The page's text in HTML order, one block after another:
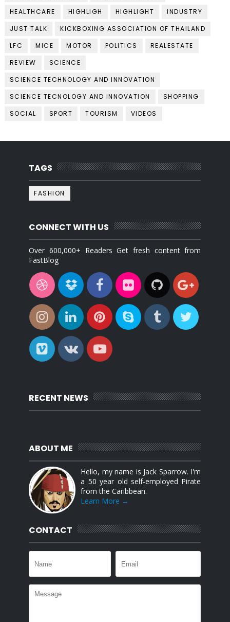
HEALTHCARE
HIGHLIGH HIGHLIGHT
INDUSTRY
JUST TALK
KICKBOXING ASSOCIATION OF THAILAND
LFC
MICE MOTOR POLITICS
REALESTATE
REVIEW
SCIENCE
SCIENCE TECHNOLOGY AND INNOVATION
SCIENCE TECNOLOGY AND INNOVATION
SHOPPING
SOCIAL
SPORT TOURISM VIDEOS
TAGS
FASHION
CONNECT WITH US
Over 600,000+ Readers Get fresh content from
FastBlog
RECENT NEWS
ABOUT ME
Hello, my name is Jack Sparrow. I'm
a 50 year old self-employed Pirate
from the Caribbean.
Learn More →
CONTACT